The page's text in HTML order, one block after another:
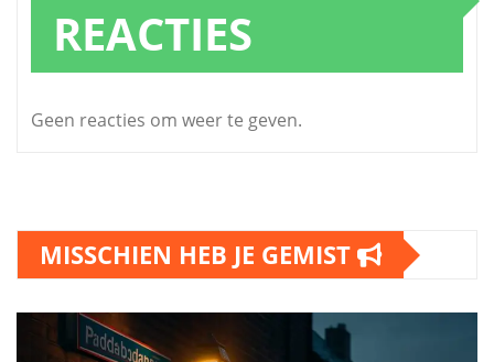
REACTIES
Geen reacties om weer te geven.
MISSCHIEN HEB JE GEMIST